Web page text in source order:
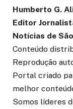
Humberto G.
Editor
Notícias de
Conteúdo
Reprodução
Portal criado
melhor
Somos líderes